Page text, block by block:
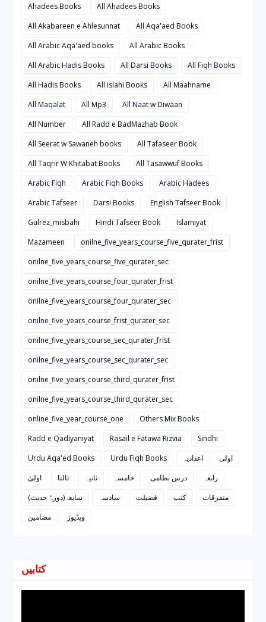
Ahadees Books
All Ahadees Books
All Akabareen e Ahlesunnat
All Aqa'aed Books
All Arabic Aqa'aed books
All Arabic Books
All Arabic Hadis Books
All Darsi Books
All Fiqh Books
All Hadis Books
All islahi Books
All Maahname
All Maqalat
All Mp3
All Naat w Diwaan
All Number
All Radd e BadMazhab Book
All Seerat w Sawaneh books
All Tafaseer Book
All Taqrir W Khitabat Books
All Tasawwuf Books
Arabic Fiqh
Arabic Fiqh Books
Arabic Hadees
Arabic Tafseer
Darsi Books
English Tafseer Book
Gulrez_misbahi
Hindi Tafseer Book
Islamiyat
Mazameen
onilne_five_years_course_five_qurater_frist
onilne_five_years_course_five_qurater_sec
onilne_five_years_course_four_qurater_frist
onilne_five_years_course_four_qurater_sec
onilne_five_years_course_frist_qurater_sec
onilne_five_years_course_sec_qurater_frist
onilne_five_years_course_sec_qurater_sec
onilne_five_years_course_third_qurater_frist
onilne_five_years_course_third_qurater_sec
online_five_year_course_one
Others Mix Books
Radd e Qadiyaniyat
Rasail e Fatawa Rizvia
Sindhi
Urdu Aqa'ed Books
Urdu Fiqh Books اعدادیہ
اولی
اولیٰ
ثالثا ثانیہ خامسہ درس نظامی
رابعہ
سابعہ(دورہٌ حدیث)
سادسہ فضیلت کتب
متفرقات
مضامین
ویڈیوز
کتابیں